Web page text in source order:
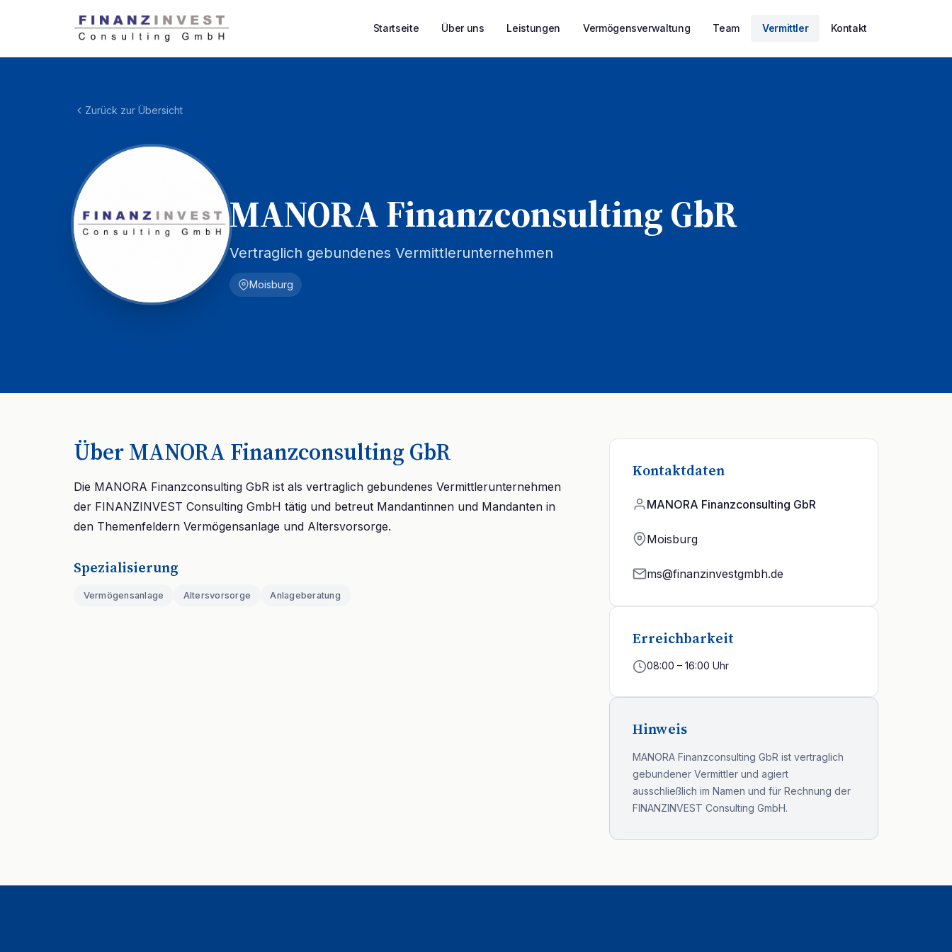
Startseite Über uns Leistungen Vermögensverwaltung Team Vermittler Kontakt
Zurück zur Übersicht
MANORA Finanzconsulting GbR
Vertraglich gebundenes Vermittlerunternehmen
Moisburg
Über MANORA Finanzconsulting GbR
Die MANORA Finanzconsulting GbR ist als vertraglich gebundenes Vermittlerunternehmen
der FINANZINVEST Consulting GmbH tätig und betreut Mandantinnen und Mandanten in
den Themenfeldern Vermögensanlage und Altersvorsorge.
Spezialisierung
Vermögensanlage Altersvorsorge Anlageberatung
Kontaktdaten
MANORA Finanzconsulting GbR
Moisburg
ms@finanzinvestgmbh.de
Erreichbarkeit
08:00 – 16:00 Uhr
Hinweis
MANORA Finanzconsulting GbR ist vertraglich
gebundener Vermittler und agiert
ausschließlich im Namen und für Rechnung der
FINANZINVEST Consulting GmbH.